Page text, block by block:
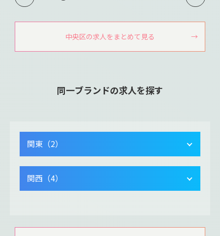
中央区の求人をまとめて見る
同一ブランドの求人を探す
関東（2）
関西（4）